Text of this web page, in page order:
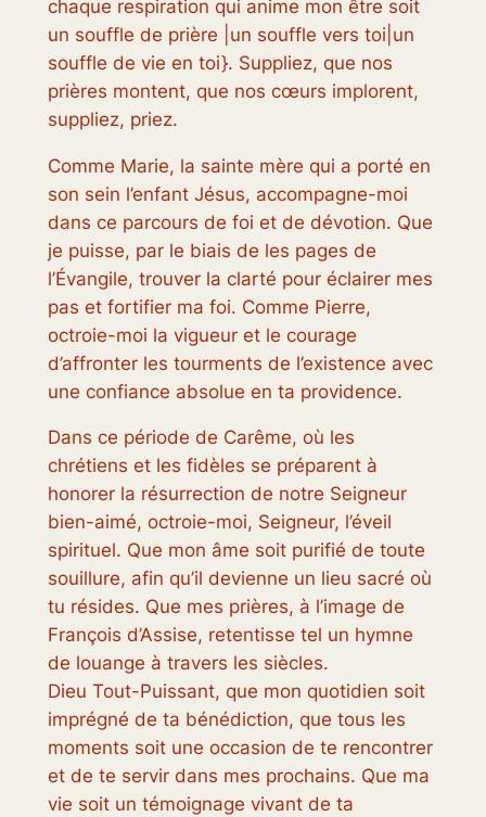
chaque respiration qui anime mon être soit
un souffle de prière |un souffle vers toi|un
souffle de vie en toi}. Suppliez, que nos
prières montent, que nos cœurs implorent,
suppliez, priez.
Comme Marie, la sainte mère qui a porté en
son sein l’enfant Jésus, accompagne-moi
dans ce parcours de foi et de dévotion. Que
je puisse, par le biais de les pages de
l’Évangile, trouver la clarté pour éclairer mes
pas et fortifier ma foi. Comme Pierre,
octroie-moi la vigueur et le courage
d’affronter les tourments de l’existence avec
une confiance absolue en ta providence.
Dans ce période de Carême, où les
chrétiens et les fidèles se préparent à
honorer la résurrection de notre Seigneur
bien-aimé, octroie-moi, Seigneur, l’éveil
spirituel. Que mon âme soit purifié de toute
souillure, afin qu’il devienne un lieu sacré où
tu résides. Que mes prières, à l’image de
François d’Assise, retentisse tel un hymne
de louange à travers les siècles.
Dieu Tout-Puissant, que mon quotidien soit
imprégné de ta bénédiction, que tous les
moments soit une occasion de te rencontrer
et de te servir dans mes prochains. Que ma
vie soit un témoignage vivant de ta